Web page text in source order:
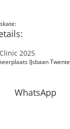
2025
IJsbaan Twente
WhatsApp